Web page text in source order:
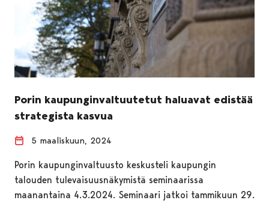
Porin kaupunginvaltuutetut haluavat edistää
strategista kasvua
5 maaliskuun, 2024
Porin kaupunginvaltuusto keskusteli kaupungin
talouden tulevaisuusnäkymistä seminaarissa
maanantaina 4.3.2024. Seminaari jatkoi tammikuun 29.